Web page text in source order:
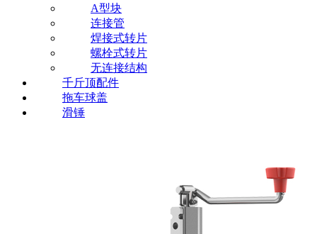
A型块
连接管
焊接式转片
螺栓式转片
无连接结构
千斤顶配件
拖车球盖
滑锤